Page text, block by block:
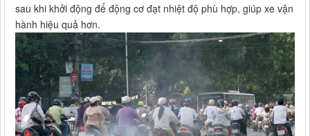
sau khi khởi động để động cơ đạt nhiệt độ phù hợp, giúp xe vận
hành hiệu quả hơn.